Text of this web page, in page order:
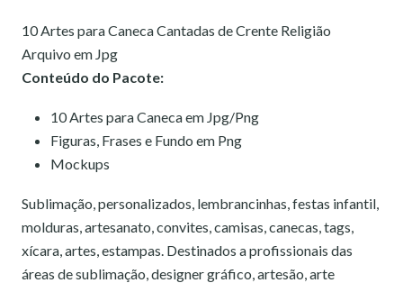
10 Artes para Caneca Cantadas de Crente Religião
Arquivo em Jpg
Conteúdo do Pacote:
10 Artes para Caneca em Jpg/Png
Figuras, Frases e Fundo em Png
Mockups
Sublimação, personalizados, lembrancinhas, festas infantil,
molduras, artesanato, convites, camisas, canecas, tags,
xícara, artes, estampas. Destinados a profissionais das
áreas de sublimação, designer gráfico, artesão, arte